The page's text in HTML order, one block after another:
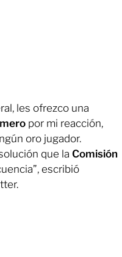
les ofrezco una
por mi reacción,
oro jugador.
que la Comisión
escribió